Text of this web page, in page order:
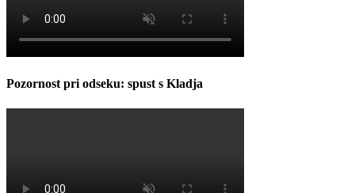
Pozornost pri odseku: spust s Kladja